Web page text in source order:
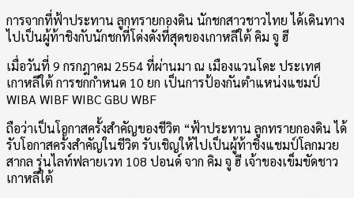
การจากที่ฟ้าประทาน ลูกทรายกองดิน นักชกสาวชาวไทย ได้เดินทาง
ไปเป็นผู้ท้าชิงกับนักชกที่โด่งดังที่สุดของเกาหลีใต้ คิม จู ฮี
เมื่อวันที่ 9 กรกฎาคม 2554 ที่ผ่านมา ณ เมืองแวนโดะ ประเทศ
เกาหลีใต้ การชกกำหนด 10 ยก เป็นการป้องกันตำแหน่งแชมป์
WIBA WIBF WIBC GBU WBF
ถือว่าเป็นโอกาสครั้งสำคัญของชีวิต “ฟ้าประทาน ลูกทรายกองดิน ได้
รับโอกาสครั้งสำคัญในชีวิต รับเชิญให้ไปเป็นผู้ท้าชิงแชมป์โลกมวย
สากล รุ่นไลท์ฟลายเวท 108 ปอนด์ จาก คิม จู ฮี เจ้าของเข็มขัดชาว
เกาหลีใต้